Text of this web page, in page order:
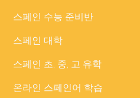
스페인 수능 준비반
스페인 대학
스페인 초, 중, 고 유학
온라인 스페인어 학습